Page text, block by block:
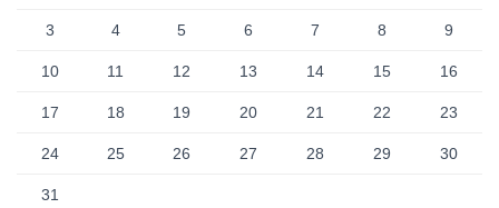
3 4 5 6 7 8 9
10 11 12 13 14 15 16
17 18 19 20 21 22 23
24 25 26 27 28 29 30
31